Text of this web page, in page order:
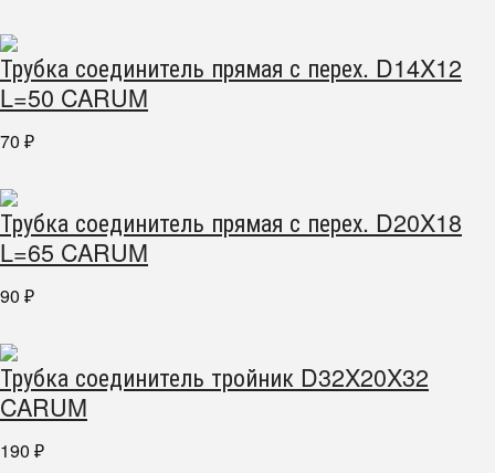
Трубка соединитель прямая с перех. D14X12
L=50 CARUM
70 ₽
Трубка соединитель прямая с перех. D20X18
L=65 CARUM
90 ₽
Трубка соединитель тройник D32X20X32
CARUM
190 ₽